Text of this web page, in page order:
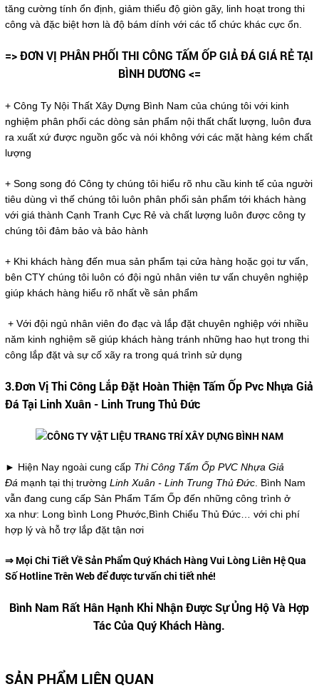
tăng cường tính ổn định, giảm thiểu độ giòn gãy, linh hoạt trong thi
công và đặc biệt hơn là độ bám dính với các tổ chức khác cực ổn.
=> ĐƠN VỊ PHÂN PHỐI THI CÔNG TẤM ỐP GIẢ ĐÁ GIÁ RẺ TẠI
BÌNH DƯƠNG <=
+ Công Ty Nội Thất Xây Dựng Bình Nam của chúng tôi với kinh
nghiệm phân phối các dòng sản phẩm nội thất chất lượng, luôn đưa
ra xuất xứ được nguồn gốc và nói không với các mặt hàng kém chất
lượng
+ Song song đó Công ty chúng tôi hiểu rõ nhu cầu kinh tế của người
tiêu dùng vì thế chúng tôi luôn phân phối sản phẩm tới khách hàng
với giá thành Cạnh Tranh Cực Rẻ và chất lượng luôn được công ty
chúng tôi đảm bảo và bảo hành
+ Khi khách hàng đến mua sản phẩm tại cửa hàng hoặc gọi tư vấn,
bên CTY chúng tôi luôn có đội ngủ nhân viên tư vấn chuyên nghiệp
giúp khách hàng hiểu rõ nhất về sản phẩm
+ Với đội ngủ nhân viên đo đạc và lắp đặt chuyên nghiệp với nhiều
năm kinh nghiệm sẽ giúp khách hàng tránh những hao hụt trong thi
công lắp đặt và sự cố xãy ra trong quá trình sử dụng
3.Đơn Vị Thi Công Lắp Đặt Hoàn Thiện Tấm Ốp Pvc Nhựa Giả
Đá Tại Linh Xuân - Linh Trung Thủ Đức
► Hiện Nay ngoài cung cấp Thi Công Tấm Ốp PVC Nhựa Giả
Đá mạnh tại thị trường Linh Xuân - Linh Trung Thủ Đức. Bình Nam
vẫn đang cung cấp Sản Phẩm Tấm Ốp đến những công trình ở
xa như: Long bình Long Phước,Bình Chiểu Thủ Đức… với chi phí
hợp lý và hỗ trợ lắp đặt tận nơi
⇒ Mọi Chi Tiết Về Sản Phẩm Quý Khách Hàng Vui Lòng Liên Hệ Qua
Số Hotline Trên Web để được tư vấn chi tiết nhé!
Bình Nam Rất Hân Hạnh Khi Nhận Được Sự Ủng Hộ Và Hợp
Tác Của Quý Khách Hàng.
SẢN PHẨM LIÊN QUAN